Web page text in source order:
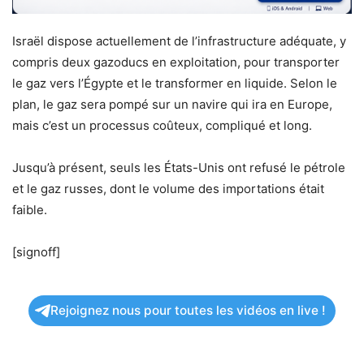
Israël dispose actuellement de l’infrastructure adéquate, y
compris deux gazoducs en exploitation, pour transporter
le gaz vers l’Égypte et le transformer en liquide. Selon le
plan, le gaz sera pompé sur un navire qui ira en Europe,
mais c’est un processus coûteux, compliqué et long.
Jusqu’à présent, seuls les États-Unis ont refusé le pétrole
et le gaz russes, dont le volume des importations était
faible.
[signoff]
Rejoignez nous pour toutes les vidéos en live !